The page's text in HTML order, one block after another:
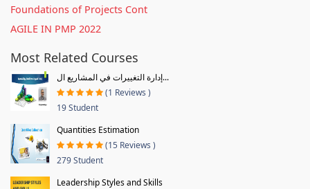
Foundations of Projects Cont
AGILE IN PMP 2022
Most Related Courses
إدارة التغييرات في المشاريع ال...
(1 Reviews )
19 Student
Quantities Estimation
(15 Reviews )
279 Student
Leadership Styles and Skills